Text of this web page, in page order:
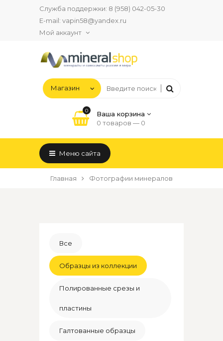
Служба поддержки: 8 (958) 042-05-30
E-mail: vapin58@yandex.ru
Мой аккаунт
0
Ваша корзина
0 товаров — 0
Меню сайта
Главная Фотографии минералов
Все
Образцы из коллекции
Полированные срезы и
пластины
Галтованные образцы